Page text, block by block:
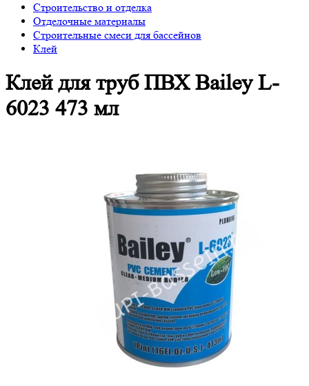
Строительство и отделка
Отделочные материалы
Строительные смеси для бассейнов
Клей
Клей для труб ПВХ Bailey L-
6023 473 мл